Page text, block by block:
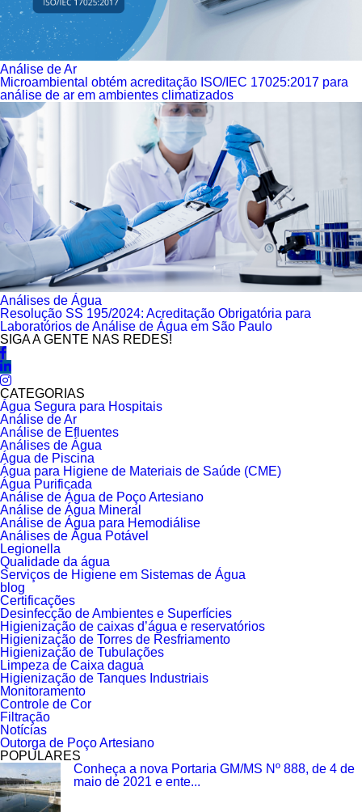
Análise de Ar
Microambiental obtém acreditação ISO/IEC 17025:2017 para
análise de ar em ambientes climatizados
Análises de Água
Resolução SS 195/2024: Acreditação Obrigatória para
Laboratórios de Análise de Água em São Paulo
SIGA A GENTE NAS REDES!
CATEGORIAS
Água Segura para Hospitais
Análise de Ar
Análise de Efluentes
Análises de Água
Água de Piscina
Água para Higiene de Materiais de Saúde (CME)
Água Purificada
Análise de Água de Poço Artesiano
Análise de Água Mineral
Análise de Água para Hemodiálise
Análises de Água Potável
Legionella
Qualidade da água
Serviços de Higiene em Sistemas de Água
blog
Certificações
Desinfecção de Ambientes e Superfícies
Higienização de caixas d’água e reservatórios
Higienização de Torres de Resfriamento
Higienização de Tubulações
Limpeza de Caixa dagua
Higienização de Tanques Industriais
Monitoramento
Controle de Cor
Filtração
Notícias
Outorga de Poço Artesiano
POPULARES
Conheça a nova Portaria GM/MS Nº 888, de 4 de
maio de 2021 e ente...